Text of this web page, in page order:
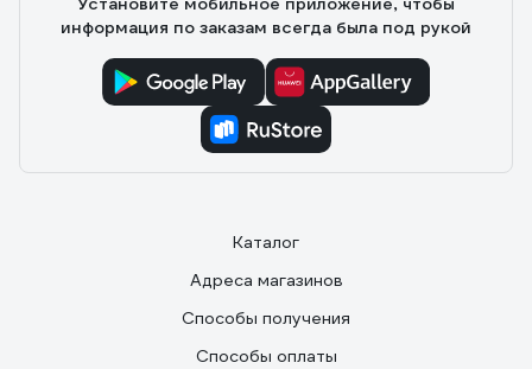
информация по заказам всегда была под рукой
Каталог
Адреса магазинов
Способы получения
Способы оплаты